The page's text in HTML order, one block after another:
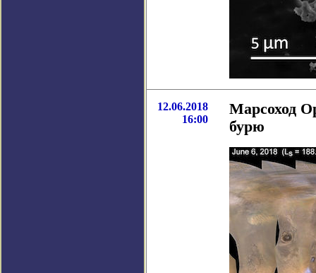
12.06.2018
16:00
Марсоход
бурю